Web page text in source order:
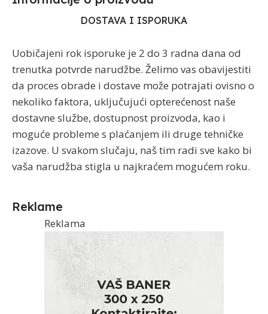
DOSTAVA I ISPORUKA
Uobičajeni rok isporuke je 2 do 3 radna dana od
trenutka potvrde narudžbe. Želimo vas obavijestiti
da proces obrade i dostave može potrajati ovisno o
nekoliko faktora, uključujući opterećenost naše
dostavne službe, dostupnost proizvoda, kao i
moguće probleme s plaćanjem ili druge tehničke
izazove. U svakom slučaju, naš tim radi sve kako bi
vaša narudžba stigla u najkraćem mogućem roku.
Reklame
Reklama